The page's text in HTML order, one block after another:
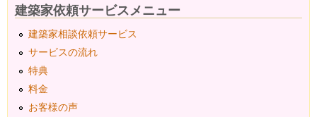
建築家依頼サービスメニュー
建築家相談依頼サービス
サービスの流れ
特典
料金
お客様の声